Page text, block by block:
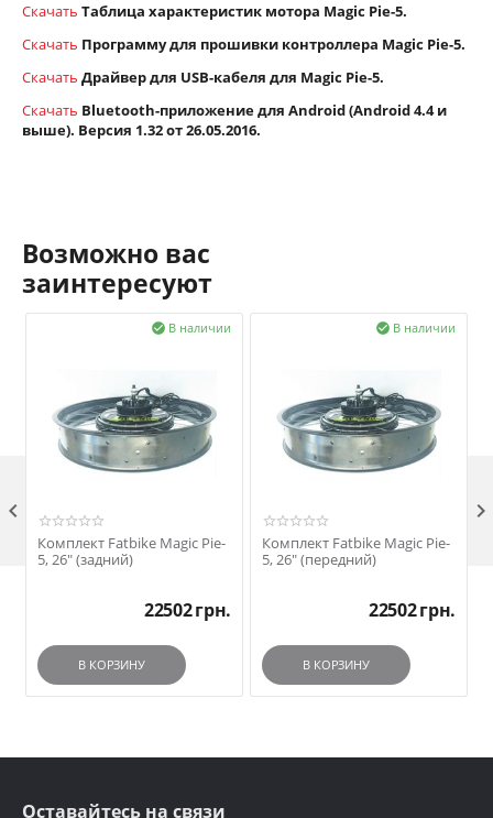
Скачать Таблица характеристик мотора Magic Pie-5.
Скачать Программу для прошивки контроллера Magic Pie-5.
Скачать Драйвер для USB-кабеля для Magic Pie-5.
Скачать Bluetooth-приложение для Android (Android 4.4 и
выше). Версия 1.32 от 26.05.2016.
Возможно вас
заинтересуют
В наличии

Комплект Fatbike Magic Pie-
5, 26" (задний)
22502грн.
В КОРЗИНУ
В наличии

Комплект Fatbike Magic Pie-
5, 26" (передний)
22502грн.
В КОРЗИНУ
 
Оставайтесь на связи